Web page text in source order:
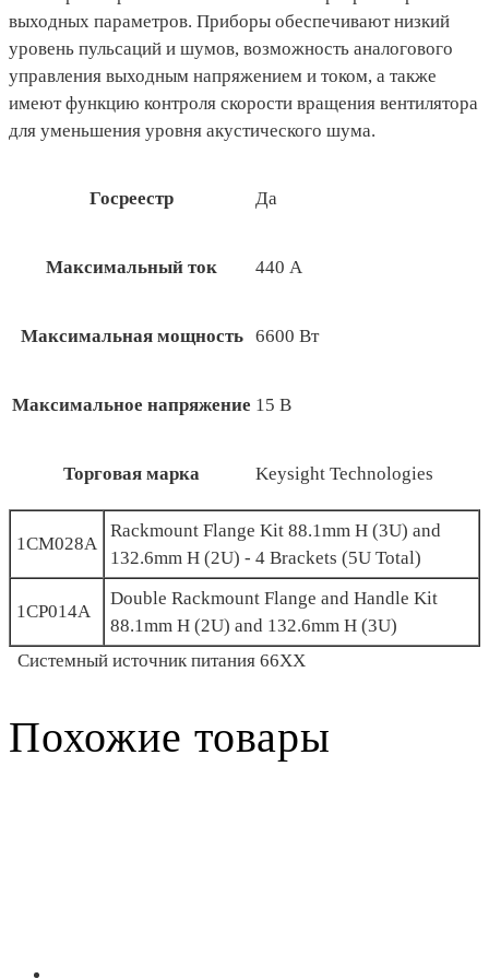
выходных параметров. Приборы обеспечивают низкий
уровень пульсаций и шумов, возможность аналогового
управления выходным напряжением и током, а также
имеют функцию контроля скорости вращения вентилятора
для уменьшения уровня акустического шума.
Госреестр Да
Максимальный ток 440 А
Максимальная мощность 6600 Вт
Максимальное напряжение 15 В
Торговая марка Keysight Technologies
1CM028A
Rackmount Flange Kit 88.1mm H (3U) and
132.6mm H (2U) - 4 Brackets (5U Total)
1CP014A
Double Rackmount Flange and Handle Kit
88.1mm H (2U) and 132.6mm H (3U)
Системный источник питания 66XX
Похожие товары